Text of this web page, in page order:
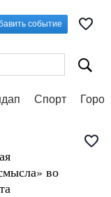
событие
Спорт
во